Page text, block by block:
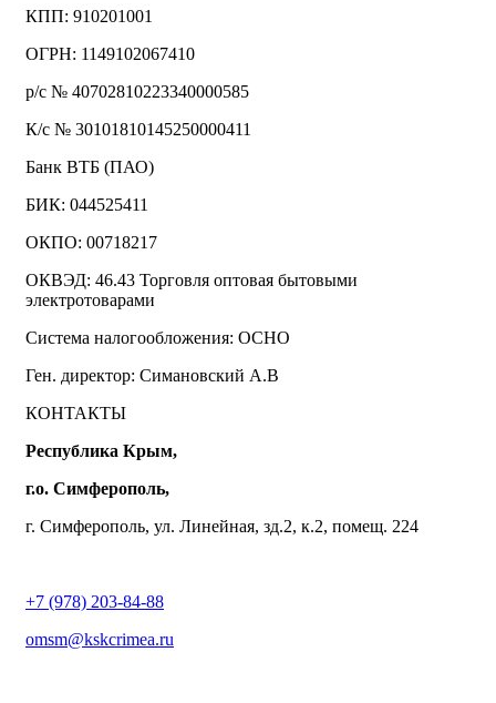
КПП: 910201001
ОГРН: 1149102067410
р/с № 40702810223340000585
К/с № 30101810145250000411
Банк ВТБ (ПАО)
БИК: 044525411
ОКПО: 00718217
ОКВЭД: 46.43 Торговля оптовая бытовыми
электротоварами
Система налогообложения: ОСНО
Ген. директор: Симановский А.В
КОНТАКТЫ
Республика Крым,
г.о. Симферополь,
г. Симферополь, ул. Линейная, зд.2, к.2, помещ. 224
+7 (978) 203-84-88
omsm@kskcrimea.ru